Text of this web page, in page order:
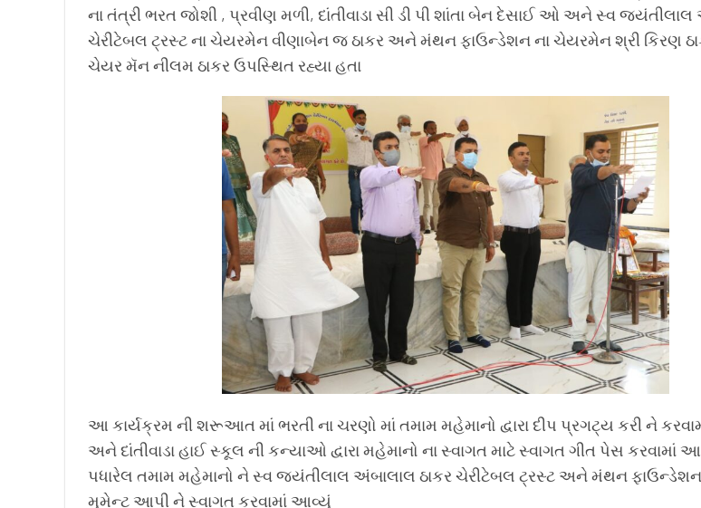
ના તંત્રી ભરત જોશી , પ્રવીણ મળી, દાંતીવાડા સી ડી પી શાંતા બેન દેસાઈ ઓ અને સ્વ જયંતીલાલ
ચેરીટેબલ ટ્રસ્ટ ના ચેયરમેન વીણાબેન જ ઠાકર અને મંથન ફાઉન્ડેશન ના ચેયરમેન શ્રી કિરણ
ચેયર મૅન નીલમ ઠાકર ઉપસ્થિત રહ્યા હતા
આ કાર્યક્રમ ની શરૂઆત માં ભરતી ના ચરણો માં તમામ મહેમાનો દ્વારા દીપ પ્રગટ્ય કરી ને
અને દાંતીવાડા હાઈ સ્કૂલ ની કન્યાઓ દ્વારા મહેમાનો ના સ્વાગત માટે સ્વાગત ગીત પેસ
પધારેલ તમામ મહેમાનો ને સ્વ જયંતીલાલ અંબાલાલ ઠાકર ચેરીટેબલ ટ્રસ્ટ અને મંથન ફાઉન્ડેશન
મુમેન્ટ આપી ને સ્વાગત કરવામાં આવ્યું